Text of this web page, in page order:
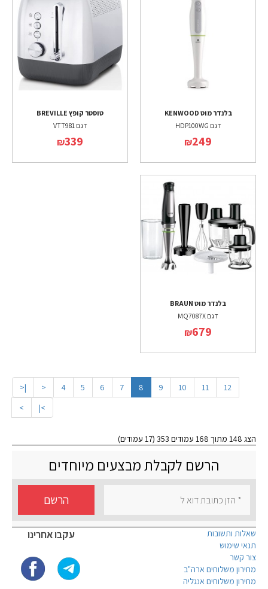
בלנדר מוט KENWOOD
דגם HDP100WG
₪249
טוסטר קופץ BREVILLE
דגם VTT981
₪339
בלנדר מוט BRAUN
דגם MQ7087X
₪679
|< < 4 5 6 7 8 9 10 11
12
>
>|
הצג 148 מתוך 168 עמודים 353 (17 עמודים)
הרשם לקבלת מבצעים מיוחדים
הרשם
עקבו אחרינו
שאלות ותשובות
תנאי שימוש
צור קשר
מחירון משלוחים ארה"ב
מחירון משלוחים אנגליה